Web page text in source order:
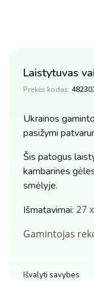
Laistytuvas
Prekės kodas:
Ukrainos
pasižymi
Šis patogus
kambarines
smėlyje.
Išmatavimai: 27
Gamintojas
Išvalyti savybes